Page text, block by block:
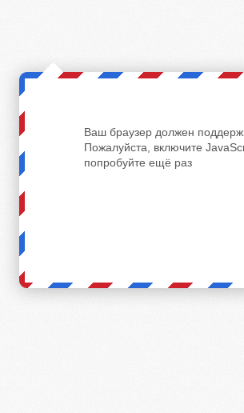
Ваш браузер должен
Пожалуйста, включите
попробуйте ещё раз